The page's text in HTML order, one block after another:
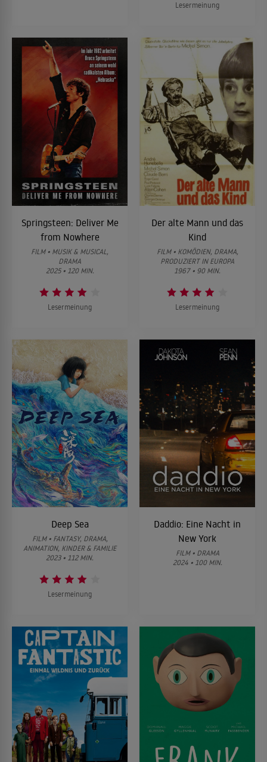
Lesermeinung
Springsteen: Deliver Me
from Nowhere
FILM • MUSIK & MUSICAL,
DRAMA
2025 • 120 MIN.
Lesermeinung
Der alte Mann und das
Kind
FILM • KOMÖDIEN, DRAMA,
PRODUZIERT IN EUROPA
1967 • 90 MIN.
Lesermeinung
Deep Sea
FILM • FANTASY, DRAMA,
ANIMATION, KINDER & FAMILIE
2023 • 112 MIN.
Lesermeinung
Daddio: Eine Nacht in
New York
FILM • DRAMA
2024 • 100 MIN.